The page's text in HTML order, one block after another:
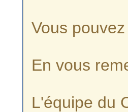
Vous
En vous
L'équipe du